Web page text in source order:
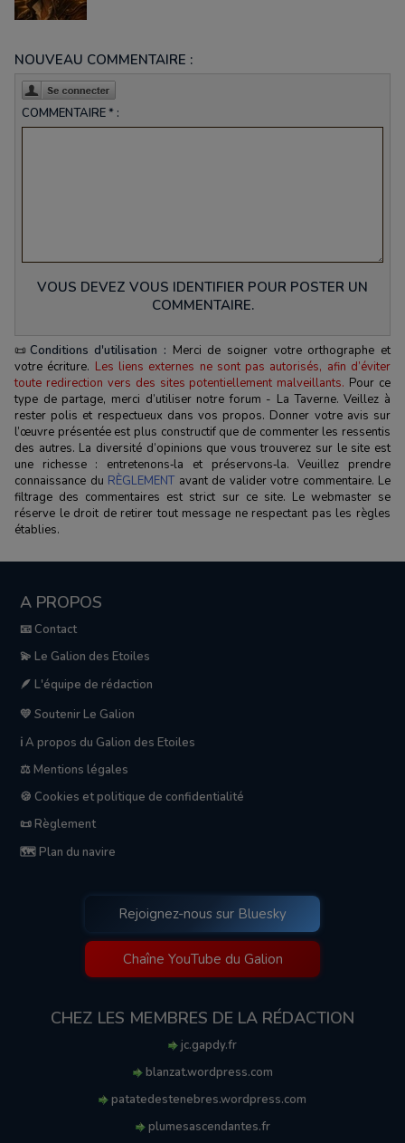
NOUVEAU COMMENTAIRE :
COMMENTAIRE * :
VOUS DEVEZ VOUS IDENTIFIER POUR POSTER UN
COMMENTAIRE.
📜 Conditions d'utilisation : Merci de soigner votre orthographe et
votre écriture. Les liens externes ne sont pas autorisés, afin d’éviter
toute redirection vers des sites potentiellement malveillants. Pour ce
type de partage, merci d’utiliser notre forum - La Taverne. Veillez à
rester polis et respectueux dans vos propos. Donner votre avis sur
l’œuvre présentée est plus constructif que de commenter les ressentis
des autres. La diversité d’opinions que vous trouverez sur le site est
une richesse : entretenons‑la et préservons‑la. Veuillez prendre
connaissance du RÈGLEMENT avant de valider votre commentaire. Le
filtrage des commentaires est strict sur ce site. Le webmaster se
réserve le droit de retirer tout message ne respectant pas les règles
établies.
A PROPOS
📧 Contact
💫 Le Galion des Etoiles
🪶 L'équipe de rédaction
💛 Soutenir Le Galion
ℹ️ A propos du Galion des Etoiles
⚖️ Mentions légales
🍪 Cookies et politique de confidentialité
📜 Règlement
🗺️ Plan du navire
Rejoignez-nous sur Bluesky
Chaîne YouTube du Galion
CHEZ LES MEMBRES DE LA RÉDACTION
jc.gapdy.fr
blanzat.wordpress.com
patatedestenebres.wordpress.com
plumesascendantes.fr